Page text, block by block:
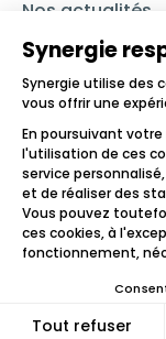
Nos actualités
Nous contacter
Linkedin
Trouver un
Icône
Candidats
Icône
Icône